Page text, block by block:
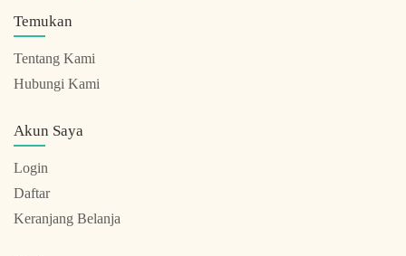
Temukan
Tentang Kami
Hubungi Kami
Akun Saya
Login
Daftar
Keranjang Belanja